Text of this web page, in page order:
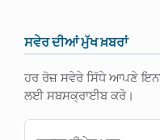
ਸਵੇਰ ਦੀਆਂ ਮੁੱਖ ਖ਼ਬਰਾਂ
ਹਰ ਰੋਜ਼ ਸਵੇਰੇ ਸਿੱਧੇ ਆਪਣੇ
ਲਈ ਸਬਸਕ੍ਰਾਈਬ ਕਰੋ।